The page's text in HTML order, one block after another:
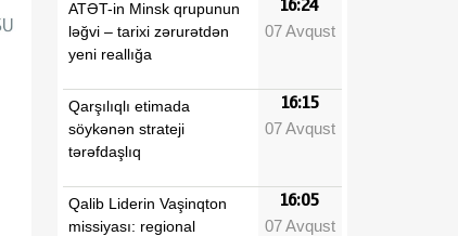
ATƏT-in Minsk qrupunun
ləğvi – tarixi zərurətdən
yeni reallığa
16:24
07 Avqust
Qarşılıqlı etimada
söykənən strateji
tərəfdaşlıq
16:15
07 Avqust
Qalib Liderin Vaşinqton
missiyası: regional
16:05
07 Avqust